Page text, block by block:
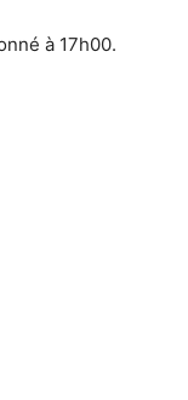
à 17h00.